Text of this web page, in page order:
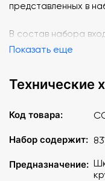
представленных в
В состав набора
Показать еще
Технические
Код товара:
Набор содержит:
Предназначение: